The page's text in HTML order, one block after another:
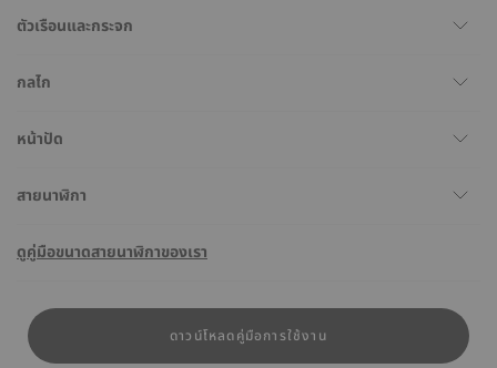
ตัวเรือนและกระจก
กลไก
หน้าปัด
สายนาฬิกา
ดูคู่มือขนาดสายนาฬิกาของเรา
ดาวน์โหลดคู่มือการใช้งาน